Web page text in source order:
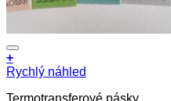
+
Rychlý náhled
Termotransferové pásky